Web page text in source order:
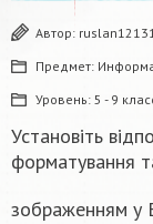
Автор:
Предмет:
Уровень: 5 - 9
Установіть
форматування
зображенням у